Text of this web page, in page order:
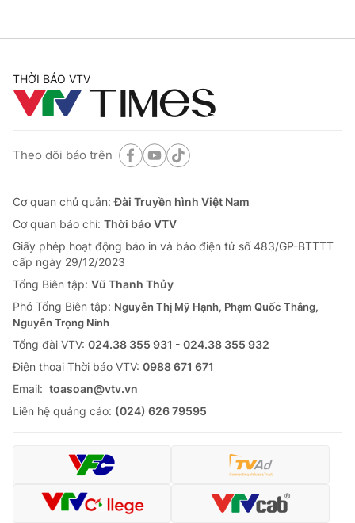
THỜI BÁO VTV
Theo dõi báo trên
Cơ quan chủ quản:Đài Truyền hình Việt Nam
Cơ quan báo chí: Thời báo VTV
Giấy phép hoạt động báo in và báo điện tử số 483/GP-BTTTT
cấp ngày 29/12/2023
Tổng Biên tập: Vũ Thanh Thủy
Phó Tổng Biên tập: Nguyễn Thị Mỹ Hạnh, Phạm Quốc Thắng,
Nguyễn Trọng Ninh
Tổng đài VTV: 024.38 355 931 - 024.38 355 932
Ðiện thoại Thời báo VTV: 0988 671 671
Email: toasoan@vtv.vn
Liên hệ quảng cáo: (024) 626 79595